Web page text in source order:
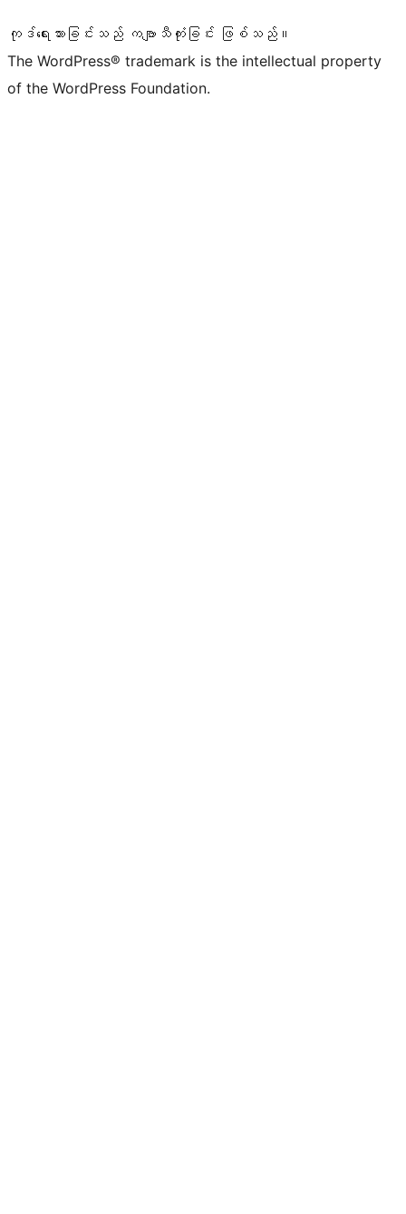
ကုဒ်ရေးသားခြင်းသည် ကဗျာသီကုံးခြင်း ဖြစ်သည်။
The WordPress® trademark is the intellectual property
of the WordPress Foundation.